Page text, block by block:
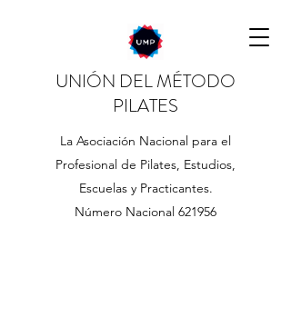
UNIÓN DEL MÉTODO
PILATES
La Asociación Nacional para el
Profesional de Pilates, Estudios,
Escuelas y Practicantes.
Número Nacional 621956